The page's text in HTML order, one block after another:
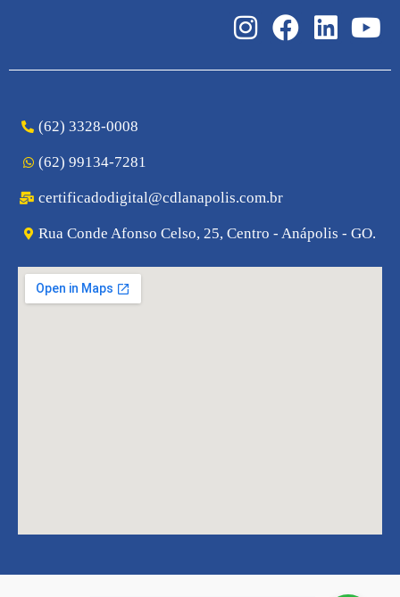
(62) 3328-0008
(62) 99134-7281
certificadodigital@cdlanapolis.com.br
Rua Conde Afonso Celso, 25, Centro - Anápolis - GO.